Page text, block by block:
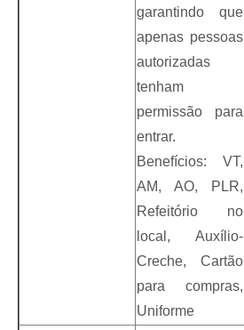
garantindo que
apenas pessoas
autorizadas
tenham
permissão para
entrar.
Benefícios: VT,
AM, AO, PLR,
Refeitório no
local, Auxílio-
Creche, Cartão
para compras,
Uniforme